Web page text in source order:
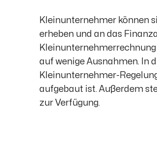
Kleinunternehmer können
erheben und an das
auf wenige Ausnahmen. In
Kleinunternehmer-
aufgebaut ist. Außerdem
zur Verfügung.